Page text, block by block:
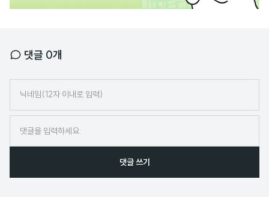
댓글 0개
임
댓글 쓰기